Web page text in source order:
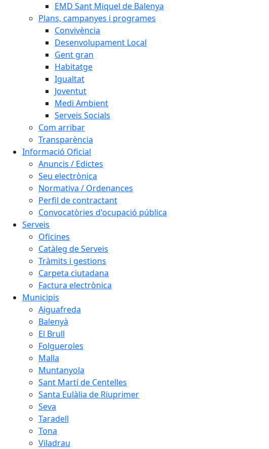
EMD Sant Miquel de Balenya
Plans, campanyes i programes
Convivència
Desenvolupament Local
Gent gran
Habitatge
Igualtat
Joventut
Medi Ambient
Serveis Socials
Com arribar
Transparència
Informació Oficial
Anuncis / Edictes
Seu electrònica
Normativa / Ordenances
Perfil de contractant
Convocatòries d'ocupació pública
Serveis
Oficines
Catàleg de Serveis
Tràmits i gestions
Carpeta ciutadana
Factura electrònica
Municipis
Aiguafreda
Balenyà
El Brull
Folgueroles
Malla
Muntanyola
Sant Martí de Centelles
Santa Eulàlia de Riuprimer
Seva
Taradell
Tona
Viladrau